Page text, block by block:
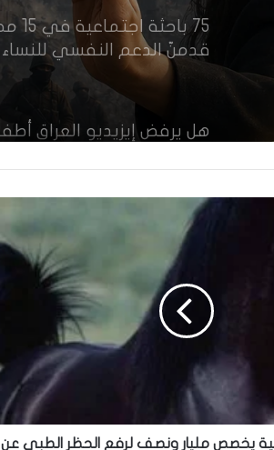
75 باحثة
قدمنّ الدعم النفسي للنساء
العنف في العراق
هل يرفض إيزيديو العراق
العراقية تكسر القيد نحو
“كون آي” لماذا تركت
الحكومية وفتحت مطعم ؟
نينوى تسجل اعلى رقم
الزواج خارج المحكمة خلال
يخصص مليار ونصف لرفع الحظر الطبي عن